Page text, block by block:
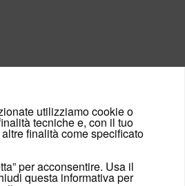
utilizziamo cookie o
tecniche e, con il tuo
finalità come specificato
per acconsentire. Usa il
questa informativa per